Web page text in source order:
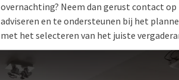
overnachting? Neem dan gerust contact
adviseren en te ondersteunen bij het
met het selecteren van het juiste
E:events@vught.valk.com